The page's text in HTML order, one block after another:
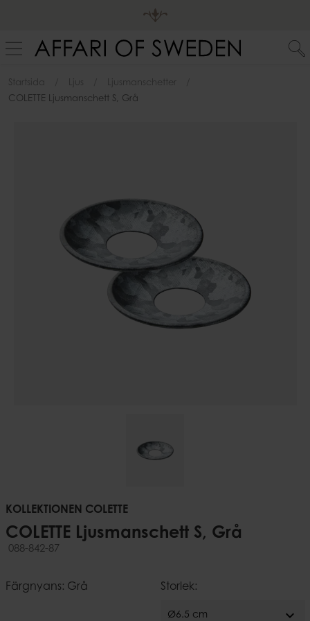
Startsida Ljus
Ljusmanschetter
COLETTE Ljusmanschett S, Grå
KOLLEKTIONEN COLETTE
COLETTE Ljusmanschett S, Grå
088-842-87
Färgnyans: Grå Storlek:
Ø6.5 cm expand_more